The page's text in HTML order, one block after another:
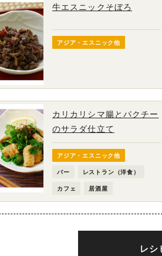
牛エスニックそぼろ
アジア・エスニック他
カリカリシマ腸とパクチー
のサラダ仕立て
アジア・エスニック他
バー レストラン（洋食）
カフェ 居酒屋
レシ